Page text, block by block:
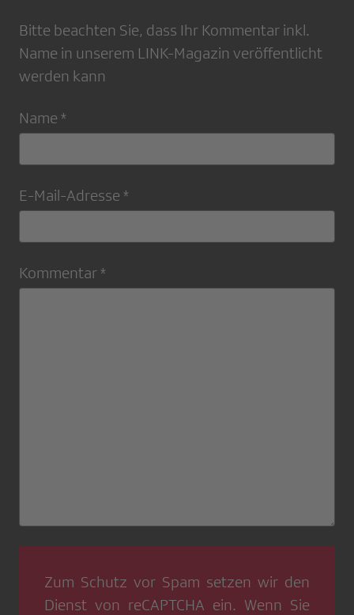
Bitte beachten Sie, dass Ihr Kommentar inkl.
Name in unserem LINK-Magazin veröffentlicht
werden kann
Name *
E-Mail-Adresse *
Kommentar *
Zum Schutz vor Spam setzen wir den
Dienst von reCAPTCHA ein. Wenn Sie